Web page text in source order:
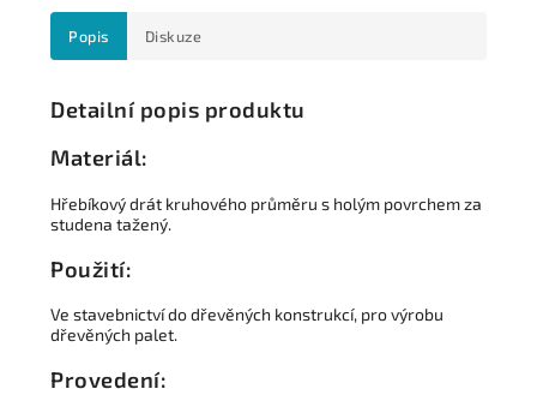
Popis Diskuze
Detailní popis produktu
Materiál:
Hřebíkový drát kruhového průměru s holým povrchem za
studena tažený.
Použití:
Ve stavebnictví do dřevěných konstrukcí, pro výrobu
dřevěných palet.
Provedení: